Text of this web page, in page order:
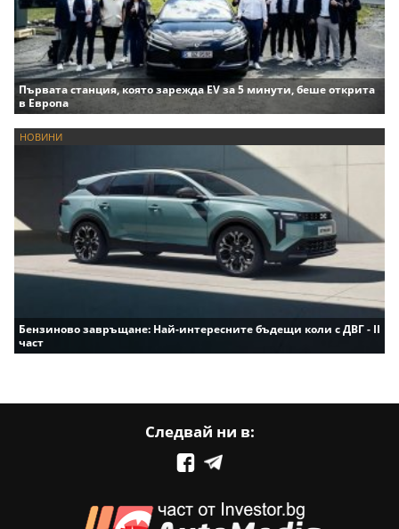
Първата станция, която зарежда EV за 5 минути, беше открита
в Европа
НОВИНИ
Бензиново завръщане: Най-интересните бъдещи коли с ДВГ - II
част
Следвай ни в: